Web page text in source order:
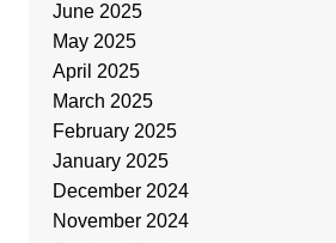
June 2025
May 2025
April 2025
March 2025
February 2025
January 2025
December 2024
November 2024